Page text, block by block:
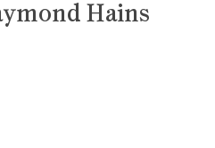
Hains